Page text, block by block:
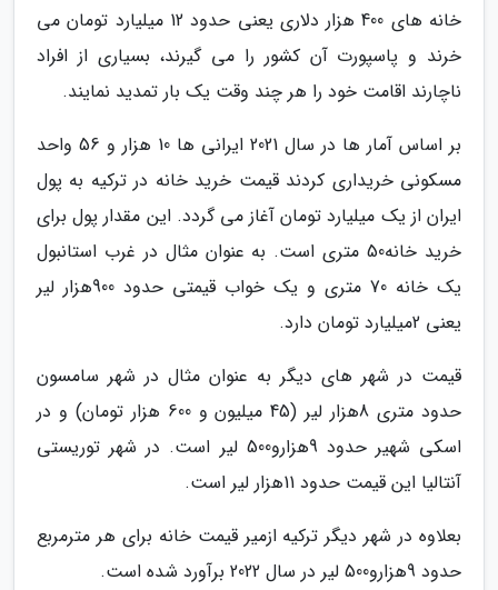
خانه های 400 هزار دلاری یعنی حدود 12 میلیارد تومان می
خرند و پاسپورت آن کشور را می گیرند، بسیاری از افراد
ناچارند اقامت خود را هر چند وقت یک بار تمدید نمایند.
بر اساس آمار ها در سال 2021 ایرانی ها 10 هزار و 56 واحد
مسکونی خریداری کردند قیمت خرید خانه در ترکیه به پول
ایران از یک میلیارد تومان آغاز می گردد. این مقدار پول برای
خرید خانه50 متری است. به عنوان مثال در غرب استانبول
یک خانه 70 متری و یک خواب قیمتی حدود 900هزار لیر
یعنی 2میلیارد تومان دارد.
قیمت در شهر های دیگر به عنوان مثال در شهر سامسون
حدود متری 8هزار لیر (45 میلیون و 600 هزار تومان) و در
اسکی شهیر حدود 9هزارو500 لیر است. در شهر توریستی
آنتالیا این قیمت حدود 11هزار لیر است.
بعلاوه در شهر دیگر ترکیه ازمیر قیمت خانه برای هر مترمربع
حدود 9هزارو500 لیر در سال 2022 برآورد شده است.